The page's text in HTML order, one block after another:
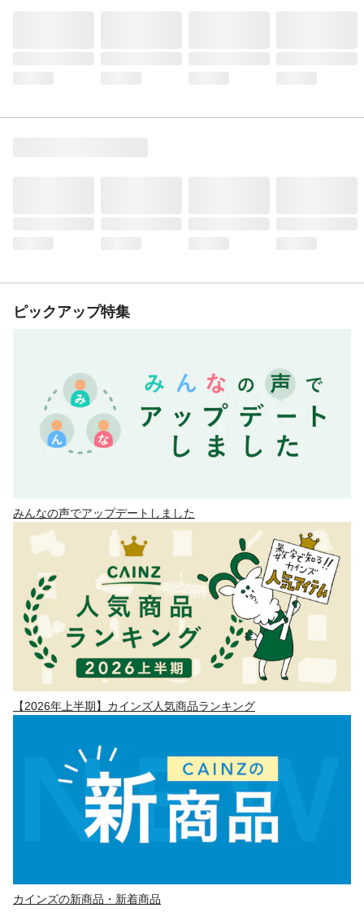
ピックアップ特集
みんなの声でアップデートしました
【2026年上半期】カインズ人気商品ランキング
カインズの新商品・新着商品